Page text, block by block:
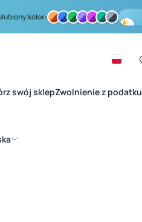
kolor:
swój sklepZwolnienie z podatku